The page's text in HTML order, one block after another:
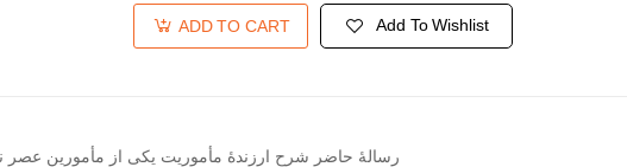
ADD TO CART Add To Wishlist
رسالۀ حاضر شرح ارزندۀ مأموریت یکی از مأمورین